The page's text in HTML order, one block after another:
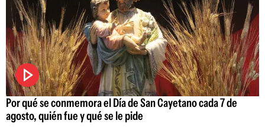
Por qué se conmemora el Día de San Cayetano cada 7 de
agosto, quién fue y qué se le pide